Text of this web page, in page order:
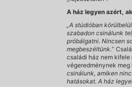
A ház legyen azért,
„A stúdióban
szabadon csinálunk
próbálgatni. Nincsen
megbeszéltünk.”
családi ház nem
végeredménynek
csinálunk, amiken
hatásokat. A ház